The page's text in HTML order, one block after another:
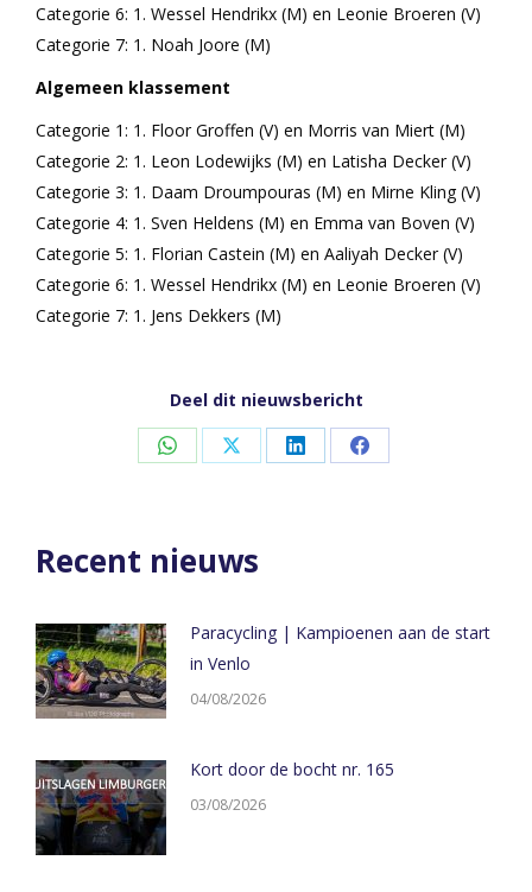
Categorie 6: 1. Wessel Hendrikx (M) en Leonie Broeren (V)
Categorie 7: 1. Noah Joore (M)
Algemeen klassement
Categorie 1: 1. Floor Groffen (V) en Morris van Miert (M)
Categorie 2: 1. Leon Lodewijks (M) en Latisha Decker (V)
Categorie 3: 1. Daam Droumpouras (M) en Mirne Kling (V)
Categorie 4: 1. Sven Heldens (M) en Emma van Boven (V)
Categorie 5: 1. Florian Castein (M) en Aaliyah Decker (V)
Categorie 6: 1. Wessel Hendrikx (M) en Leonie Broeren (V)
Categorie 7: 1. Jens Dekkers (M)
Deel dit nieuwsbericht
Share Share Share Share
Recent nieuws
Paracycling | Kampioenen aan de start
in Venlo
04/08/2026
Kort door de bocht nr. 165
03/08/2026